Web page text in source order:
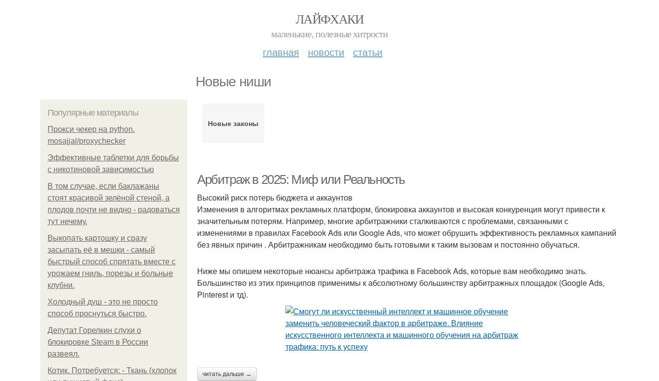
ЛАЙФХАКИ
маленькие, полезные хитрости
главная новости статьи
Новые ниши
Популярные материалы
Прокси чекер на python.
mosajjal/proxychecker
Эффективные таблетки для борьбы
с никотиновой зависимостью
В том случае, если баклажаны
стоят красивой зелёной стеной, а
плодов почти не видно - радоваться
тут нечему.
Выкопать картошку и сразу
засыпать её в мешки - самый
быстрый способ спрятать вместе с
урожаем гниль, порезы и больные
клубни.
Холодный душ - это не просто
способ проснуться быстро.
Депутат Горелкин слухи о
блокировке Steam в России
развеял.
Котик. Потребуется: - Ткань (хлопок
Новые законы
Арбитраж в 2025: Миф или Реальность
Высокий риск потерь бюджета и аккаунтов
Изменения в алгоритмах рекламных платформ, блокировка аккаунтов и высокая конкуренция могут привести к
значительным потерям. Например, многие арбитражники сталкиваются с проблемами, связанными с
изменениями в правилах Facebook Ads или Google Ads, что может обрушить эффективность рекламных кампаний
без явных причин . Арбитражникам необходимо быть готовыми к таким вызовам и постоянно обучаться.
Ниже мы опишем некоторые нюансы арбитража трафика в Facebook Ads, которые вам необходимо знать.
Большинство из этих принципов применимы к абсолютному большинству арбитражных площадок (Google Ads,
Pinterest и тд).
читать дальше →